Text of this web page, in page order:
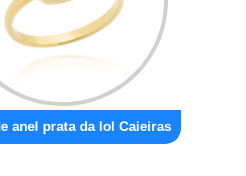
anel prata da lol Caieiras